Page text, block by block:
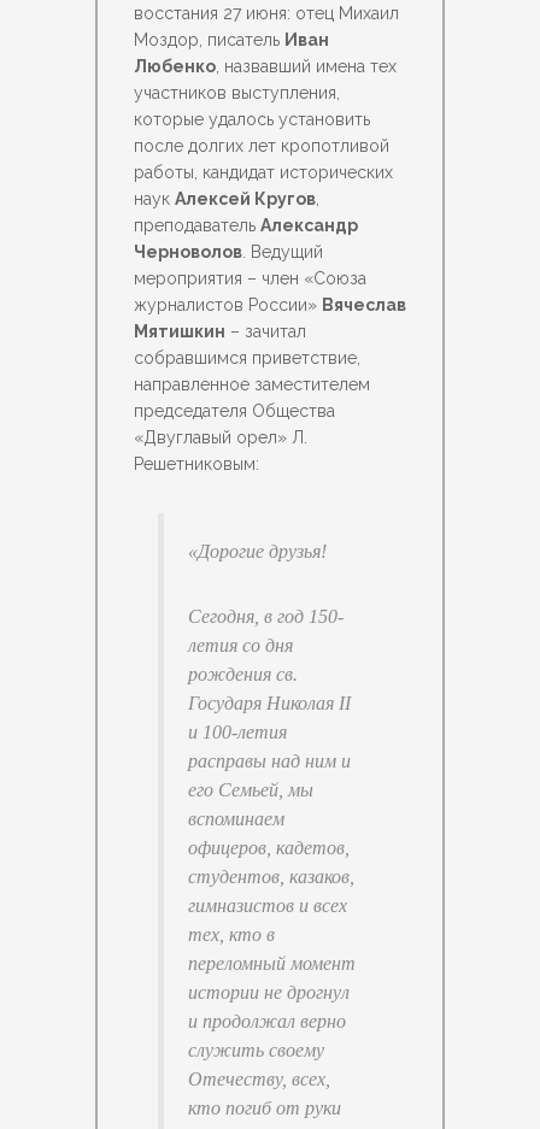
восстания 27 июня: отец Михаил
Моздор, писатель Иван
Любенко , назвавший имена тех
участников выступления,
которые удалось установить
после долгих лет кропотливой
работы, кандидат исторических
наук Алексей Кругов
преподаватель Александр
Черноволов . Ведущий
мероприятия – член «Союза
журналистов России» Вячеслав
Мятишкин – зачитал
собравшимся приветствие,
направленное заместителем
председателя Общества
«Двуглавый орел» Л.
Решетниковым:
«Дорогие друзья!
Сегодня, в год 150-
летия со дня
рождения св.
Государя Николая II
и 100-летия
расправы над ним и
его Семьей, мы
вспоминаем
офицеров, кадетов,
студентов, казаков,
гимназистов и всех
тех, кто в
переломный момент
истории не дрогнул
и продолжал верно
служить своему
Отечеству, всех,
кто погиб от руки